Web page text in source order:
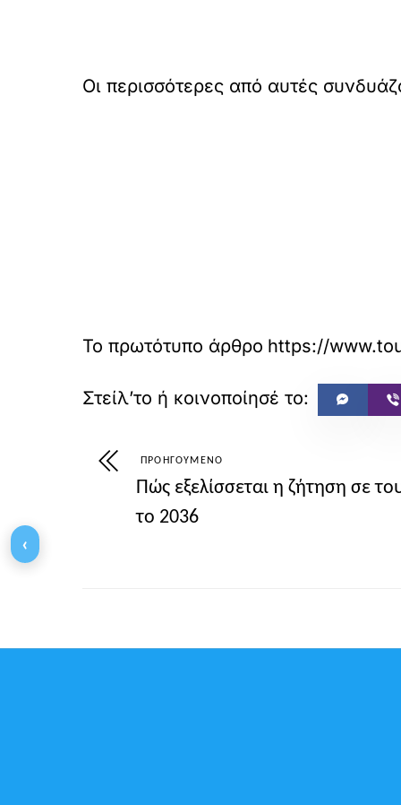
Οι περισσότερες από αυτές
Το πρωτότυπο άρθρο https://
ΠΡΟΗΓΟΎΜΕΝΟ
Πώς εξελίσσεται η ζήτηση σε
το 2036
‹